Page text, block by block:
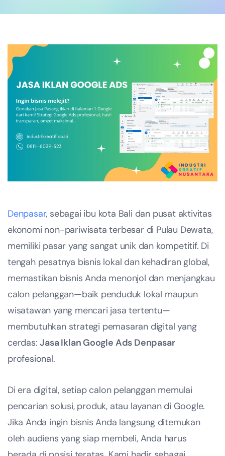
Denpasar, sebagai ibu kota Bali dan pusat aktivitas
ekonomi non-pariwisata terbesar di Pulau Dewata,
memiliki pasar yang sangat unik dan kompetitif. Di
tengah pesatnya bisnis lokal dan kehadiran global,
memastikan bisnis Anda menonjol dan menjangkau
calon pelanggan—baik penduduk lokal maupun
wisatawan yang mencari jasa tertentu—
membutuhkan strategi pemasaran digital yang
cerdas:Jasa Iklan Google Ads Denpasar
profesional.
Di era digital, setiap calon pelanggan memulai
pencarian solusi, produk, atau layanan di Google.
Jika Anda ingin bisnis Anda langsung ditemukan
oleh audiens yang siap membeli, Anda harus